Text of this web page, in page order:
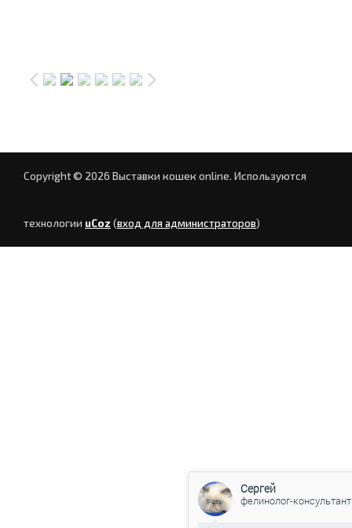
Copyright © 2026 Выставки кошек online. Используются
технологии uCoz (вход для администраторов)
Сергей
фелинолог-консультант